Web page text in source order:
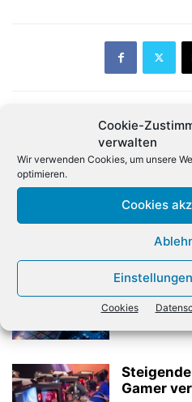
Cookie-
verwalten
Wir verwenden Cookies, um unsere
optimieren.
Cookies
Cookies
Ausgaben des Bundes für
Software und IT-Services
deutlich gestiegen
Gamer